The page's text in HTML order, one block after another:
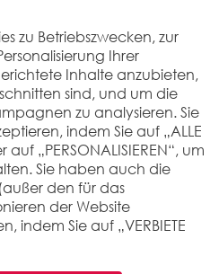
und
zu Betriebszwecken, zur
Ihrer
Inhalte anzubieten,
sind, und um die
zu analysieren. Sie
indem Sie auf „ALLE
auf „PERSONALISIEREN“, um
Sie haben auch die
den für das
der Website
indem Sie auf „VERBIETE